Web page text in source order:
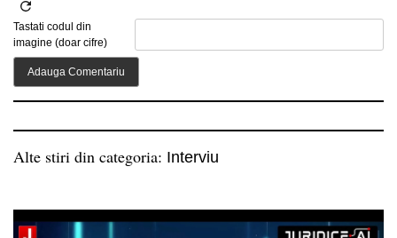
Tastati codul din
imagine (doar cifre)
Alte stiri din categoria: Interviu